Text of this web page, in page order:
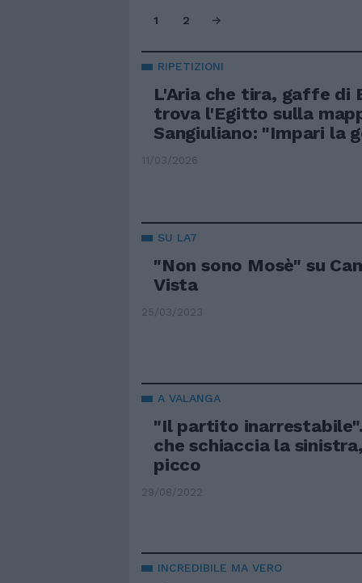
1 2
RIPETIZIONI
L'Aria che tira, gaffe di
trova l'Egitto sulla
Sangiuliano: "Impari la
11/03/2026
SU LA7
"Non sono Mosè" su
Vista
25/03/2023
A VALANGA
"Il partito
che schiaccia la
picco
29/08/2022
INCREDIBILE MA VERO